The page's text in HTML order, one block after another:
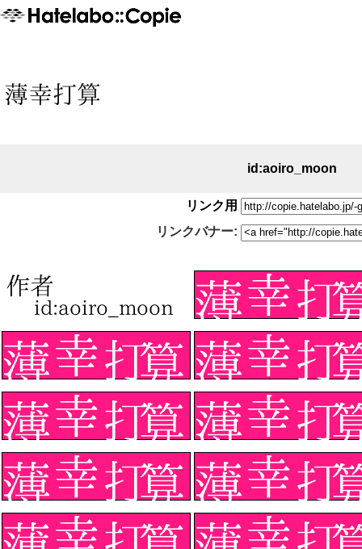
id:aoiro_moon
リンク用
リンクバナー: